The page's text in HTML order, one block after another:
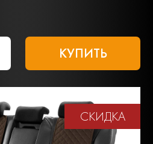
КУПИТЬ
СКИДКА